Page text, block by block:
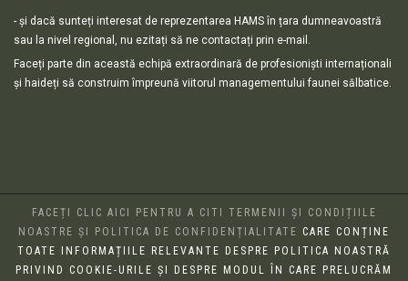
- și dacă sunteți interesat de reprezentarea HAMS în țara dumneavoastră
sau la nivel regional, nu ezitați să ne contactați prin e-mail.
Faceți parte din această echipă extraordinară de profesioniști internaționali
și haideți să construim împreună viitorul managementului faunei sălbatice.
FACEȚI CLIC AICI PENTRU A CITI TERMENII ȘI CONDIȚIILE
NOASTRE ȘI POLITICA DE CONFIDENȚIALITATE CARE CONȚINE
TOATE INFORMAȚIILE RELEVANTE DESPRE POLITICA NOASTRĂ
PRIVIND COOKIE-URILE ȘI DESPRE MODUL ÎN CARE PRELUCRĂM